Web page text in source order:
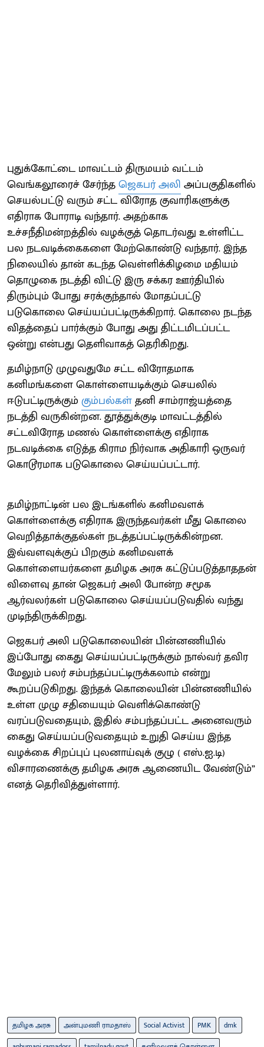
புதுக்கோட்டை மாவட்டம் திருமயம் வட்டம்
வெங்கலூரைச் சேர்ந்தஜெகபர் அலி அப்பகுதிகளில்
செயல்பட்டு வரும் சட்ட விரோத குவாரிகளுக்கு
எதிராக போராடி வந்தார். அதற்காக
உச்சநீதிமன்றத்தில் வழக்குத் தொடர்வது உள்ளிட்ட
பல நடவடிக்கைகளை மேற்கொண்டு வந்தார். இந்த
நிலையில் தான் கடந்த வெள்ளிக்கிழமை மதியம்
தொழுகை நடத்தி விட்டு இரு சக்கர ஊர்தியில்
திரும்பும் போது சரக்குந்தால் மோதப்பட்டு
படுகொலை செய்யப்பட்டிருக்கிறார். கொலை நடந்த
விதத்தைப் பார்க்கும் போது அது திட்டமிடப்பட்ட
ஒன்று என்பது தெளிவாகத் தெரிகிறது.
தமிழ்நாடு முழுவதுமே சட்ட விரோதமாக
கனிமங்களை கொள்ளையடிக்கும் செயலில்
ஈடுபட்டிருக்கும் கும்பல்கள்தனி சாம்ராஜ்யத்தை
நடத்தி வருகின்றன. தூத்துக்குடி மாவட்டத்தில்
சட்டவிரோத மணல் கொள்ளைக்கு எதிராக
நடவடிக்கை எடுத்த கிராம நிர்வாக அதிகாரி ஒருவர்
கொடூரமாக படுகொலை செய்யப்பட்டார்.
தமிழ்நாட்டின் பல இடங்களில் கனிமவளக்
கொள்ளைக்கு எதிராக இருந்தவர்கள் மீது கொலை
வெறித்தாக்குதல்கள் நடத்தப்பட்டிருக்கின்றன.
இவ்வளவுக்குப் பிறகும் கனிமவளக்
கொள்ளையர்களை தமிழக அரசு கட்டுப்படுத்தாததன்
விளைவு தான் ஜெகபர் அலி போன்ற சமூக
ஆர்வலர்கள் படுகொலை செய்யப்படுவதில் வந்து
முடிந்திருக்கிறது.
ஜெகபர் அலி படுகொலையின் பின்னணியில்
இப்போது கைது செய்யப்பட்டிருக்கும் நால்வர் தவிர
மேலும் பலர் சம்பந்தப்பட்டிருக்கலாம் என்று
கூறப்படுகிறது. இந்தக் கொலையின் பின்னணியில்
உள்ள முழு சதியையும் வெளிக்கொண்டு
வரப்படுவதையும், இதில் சம்பந்தப்பட்ட அனைவரும்
கைது செய்யப்படுவதையும் உறுதி செய்ய இந்த
வழக்கை சிறப்புப் புலனாய்வுக் குழு ( எஸ்.ஐ.டி)
விசாரணைக்கு தமிழக அரசு ஆணையிட வேண்டும்”
எனத் தெரிவித்துள்ளார்.
தமிழக அரசு அன்புமணி ராமதாஸ் Social Activist PMK
dmk